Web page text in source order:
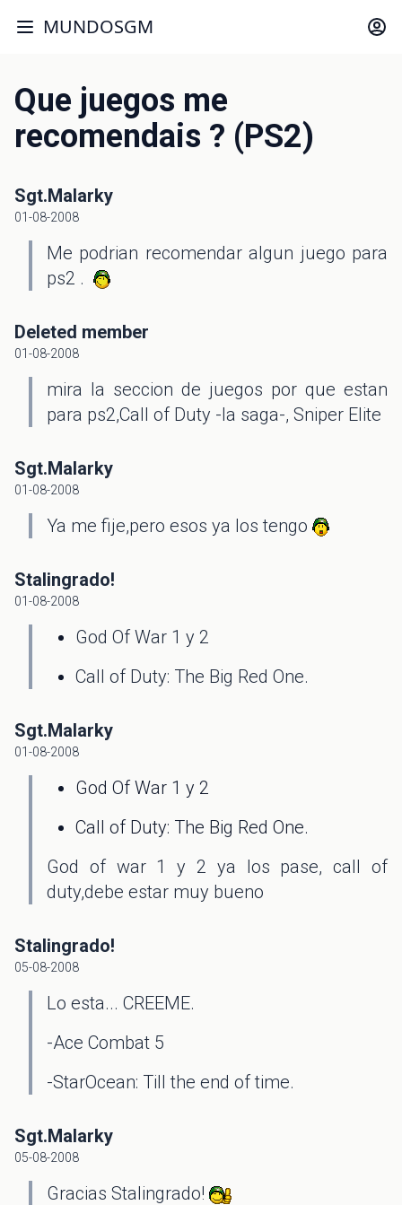
MUNDOSGM
Que juegos me
recomendais ? (PS2)
Sgt.Malarky
01-08-2008
Me podrian recomendar algun juego para
ps2 .
Deleted member
01-08-2008
mira la seccion de juegos por que estan
para ps2,Call of Duty -la saga-, Sniper Elite
Sgt.Malarky
01-08-2008
Ya me fije,pero esos ya los tengo
Stalingrado!
01-08-2008
God Of War 1 y 2
Call of Duty: The Big Red One.
Sgt.Malarky
01-08-2008
God Of War 1 y 2
Call of Duty: The Big Red One.
God of war 1 y 2 ya los pase, call of
duty,debe estar muy bueno
Stalingrado!
05-08-2008
Lo esta... CREEME.
-Ace Combat 5
-StarOcean: Till the end of time.
Sgt.Malarky
05-08-2008
Gracias Stalingrado!